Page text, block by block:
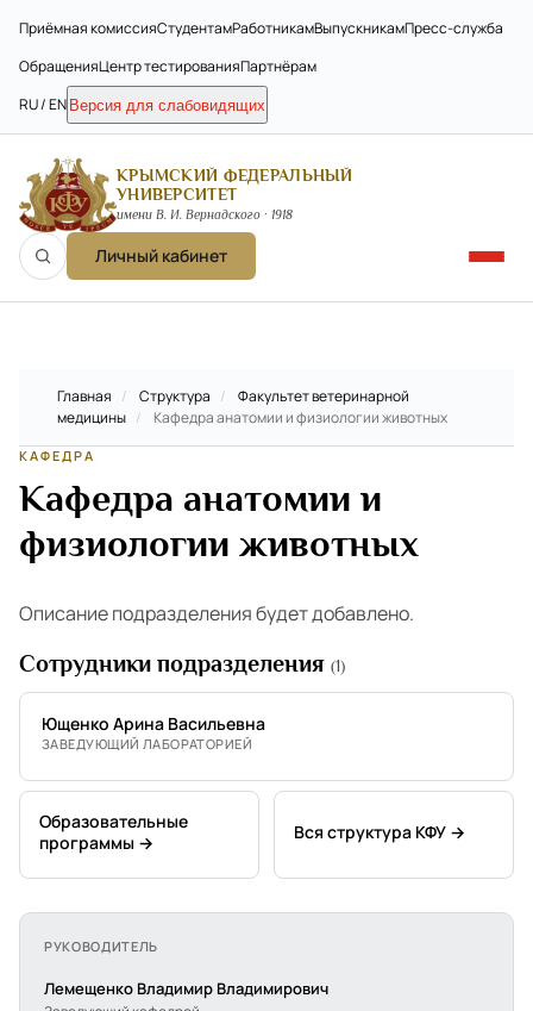
Приёмная комиссияСтудентамРаботникамВыпускникамПресс-служба
ОбращенияЦентр тестированияПартнёрам
RU / EN Версия для слабовидящих
КРЫМСКИЙ ФЕДЕРАЛЬНЫЙ
УНИВЕРСИТЕТ
имени В. И. Вернадского · 1918
Личный кабинет
Главная / Структура /
Факультет ветеринарной
медицины / Кафедра анатомии и физиологии животных
КАФЕДРА
Кафедра анатомии и
физиологии животных
Описание подразделения будет добавлено.
Сотрудники подразделения (1)
Ющенко Арина Васильевна
ЗАВЕДУЮЩИЙ ЛАБОРАТОРИЕЙ
Образовательные
программы →
Вся структура КФУ →
РУКОВОДИТЕЛЬ
Лемещенко Владимир Владимирович